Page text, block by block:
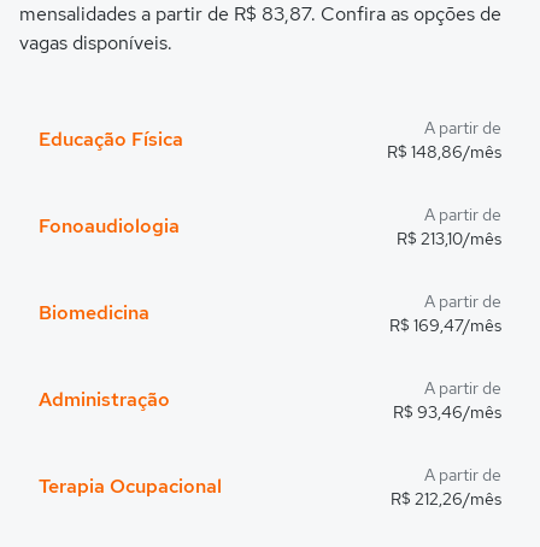
mensalidades a partir de R$ 83,87. Confira as opções de
vagas disponíveis.
Educação Física
A partir de
R$ 148,86/mês
Fonoaudiologia
A partir de
R$ 213,10/mês
Biomedicina
A partir de
R$ 169,47/mês
Administração
A partir de
R$ 93,46/mês
Terapia Ocupacional
A partir de
R$ 212,26/mês